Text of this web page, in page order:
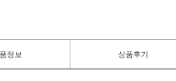
정보 상품후기